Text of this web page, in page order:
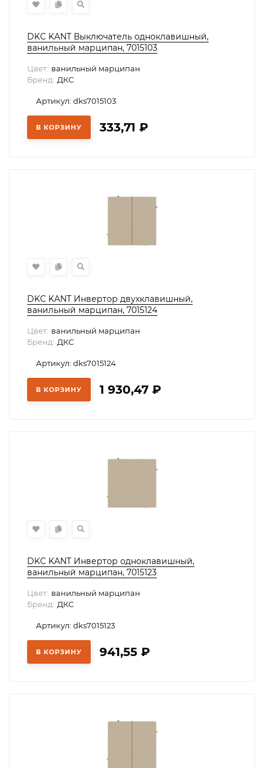
DKC KANT Выключатель одноклавишный,
ванильный марципан, 7015103
Цвет: ванильный марципан
Бренд: ДКС
Артикул: dks7015103
В КОРЗИНУ 333,71 ₽
DKC KANT Инвертор двухклавишный,
ванильный марципан, 7015124
Цвет: ванильный марципан
Бренд: ДКС
Артикул: dks7015124
В КОРЗИНУ 1 930,47 ₽
DKC KANT Инвертор одноклавишный,
ванильный марципан, 7015123
Цвет: ванильный марципан
Бренд: ДКС
Артикул: dks7015123
В КОРЗИНУ 941,55 ₽